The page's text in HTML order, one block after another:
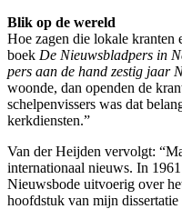
Blik op de wereld
Hoe zagen die lokale kranten
boek De Nieuwsbladpers in
pers aan de hand zestig jaar
woonde, dan openden de
schelpenvissers was dat
kerkdiensten.”
Van der Heijden vervolgt:
internationaal nieuws. In
Nieuwsbode uitvoerig over
hoofdstuk van mijn dissertatie